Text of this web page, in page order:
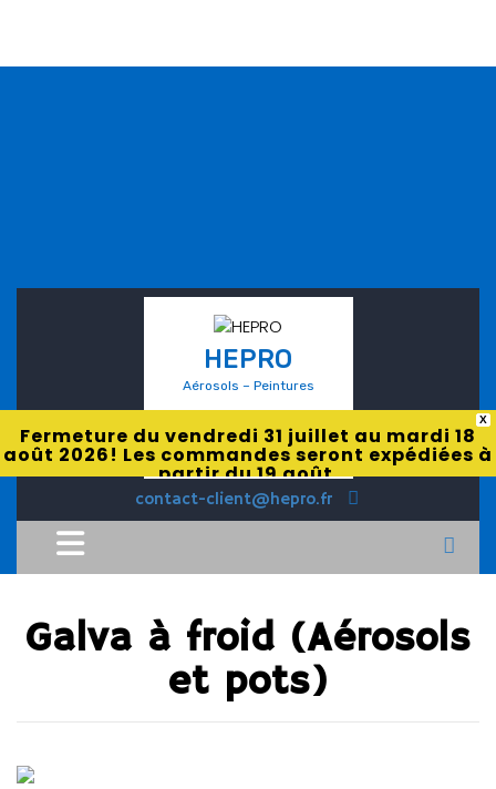
X
Fermeture du vendredi 31 juillet au mardi 18
août 2026! Les commandes seront expédiées à
partir du 19 août.
HEPRO
Aérosols – Peintures
contact-client@hepro.fr
Galva à froid (Aérosols
et pots)